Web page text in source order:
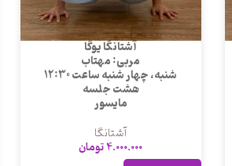
آشتانگا یوگا
مربی: مهتاب
شنبه، چهار شنبه ساعت 12:30
هشت جلسه
مایسور
آشتانگا
4.000.000تومان